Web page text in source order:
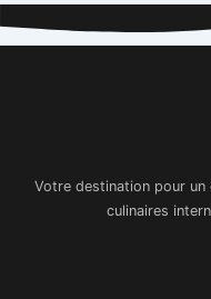
Votre destination pour un
culinaires